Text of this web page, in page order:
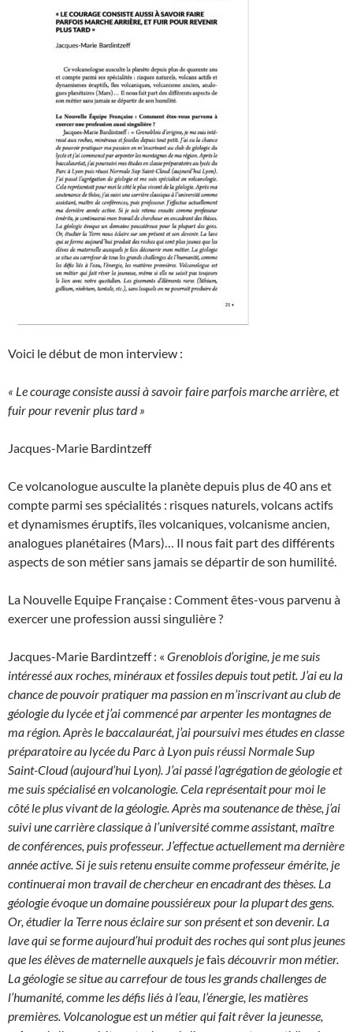
Voici le début de mon interview :
« Le courage consiste aussi àsavoir faire parfois marche arrière, et
fuir pour revenir plus tard »
Jacques-Marie Bardintzeff
Ce volcanologue ausculte la planète depuis plus de 40 ans et
compte parmi ses spécialités : risques naturels, volcans actifs
et dynamismes éruptifs, îles volcaniques, volcanisme ancien,
analogues planétaires (Mars)… Il nous fait part des différents
aspects de son métier sans jamais se départir de son humilité.
La Nouvelle Equipe Française : Comment êtes-vous parvenu à
exercer une profession aussi singulière ?
Jacques-Marie Bardintzeff : « Grenoblois d’origine, je me suis
intéressé aux roches, minéraux et fossiles depuis tout petit. J’ai eu la
chance de pouvoir pratiquer ma passion en m’inscrivant au club de
géologie du lycée et j’ai commencé par arpenter les montagnes de
ma région. Après le baccalauréat, j’ai poursuivi mes études en classe
préparatoire au lycée du Parc à Lyon puis réussi Normale Sup
Saint-Cloud (aujourd’hui Lyon). J’ai passé l’agrégation de géologie et
me suis spécialisé en volcanologie. Cela représentait pour moi le
côté le plus vivant de la géologie. Après ma soutenance de thèse, j’ai
suivi une carrière classique à l’université comme assistant, maître
de conférences, puis professeur. J’effectue actuellement ma dernière
année active. Si je suis retenu ensuite comme professeur émérite, je
continuerai mon travail de chercheur en encadrant des thèses. La
géologie évoque un domaine poussiéreux pour la plupart des gens.
Or, étudier la Terre nous éclaire sur son présent et son devenir. La
lave qui se forme aujourd’hui produit des roches qui sont plus jeunes
que les élèves de maternelle auxquels jefaisdécouvrir mon métier.
La géologie se situe au carrefour de tous les grands challenges de
l’humanité, comme les défis liés à l’eau, l’énergie, les matières
premières. Volcanologue est un métier qui fait rêver la jeunesse,